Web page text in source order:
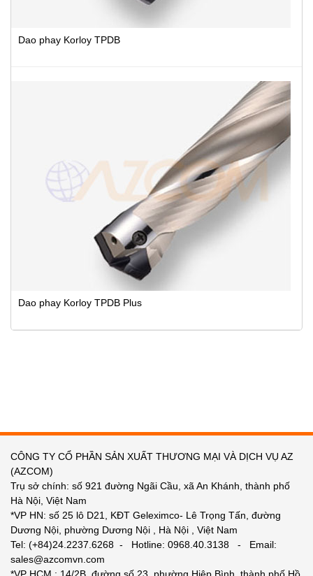
Dao phay Korloy TPDB
Dao phay Korloy TPDB Plus
CÔNG TY CỔ PHẦN SẢN XUẤT THƯƠNG MẠI VÀ DỊCH VỤ AZ
(AZCOM)
Trụ sở chính: số 921 đường Ngãi Cầu, xã An Khánh, thành phố
Hà Nội, Việt Nam
*VP HN: số 25 lô D21, KĐT Geleximco- Lê Trọng Tấn, đường
Dương Nội, phường Dương Nội , Hà Nội , Việt Nam
Tel: (+84)24.2237.6268 - Hotline: 0968.40.3138 - Email:
sales@azcomvn.com